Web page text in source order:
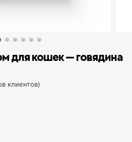
для кошек — говядина
клиентов)